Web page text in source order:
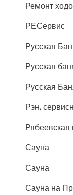
Ремонт
РЕСервис
Русская
Русская
Русская
Рэн,
Рябеевская
Сауна
Сауна
Сауна на